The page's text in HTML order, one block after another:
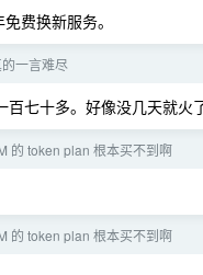
费换新服务。
一言难尽
七十多。好像没几天就
的 token plan 根本买不到啊
的 token plan 根本买不到啊